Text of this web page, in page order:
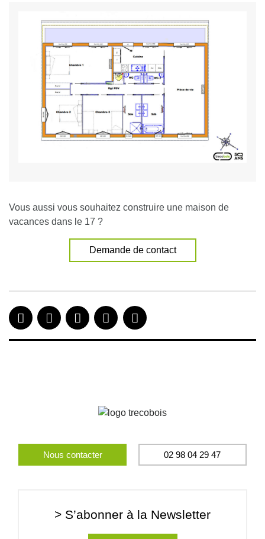
Vous aussi vous souhaitez construire une maison de
vacances dans le 17 ?
Demande de contact
Nous contacter 02 98 04 29 47
> S’abonner à la Newsletter